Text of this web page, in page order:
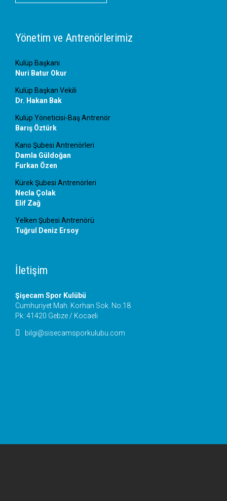
Yönetim ve Antrenörlerimiz
Kulüp Başkanı
Nuri Batur Okur
Kulüp Başkan Vekili
Dr. Hakan Bak
Kulüp Yöneticisi-Baş Antrenör
Barış Öztürk
Kano Şubesi Antrenörleri
Damla Güldoğan
Furkan Özen
Kürek Şubesi Antrenörleri
Necla Çolak
Elif Zağ
Yelken Şubesi Antrenörü
Tuğrul Deniz Ersoy
İletişim
Şişecam Spor Kulübü
Cumhuriyet Mah. Korhan Sok. No:18
Pk: 41420 Gebze / Kocaeli
 bilgi@sisecamsporkulubu.com